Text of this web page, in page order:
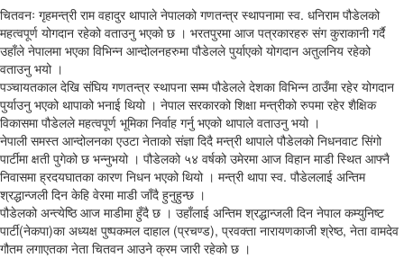
चितवनः गृहमन्त्री राम वहादुर थापाले नेपालको गणतन्त्र स्थापनामा स्व. धनिराम पौडेलको
महत्वपूर्ण योगदान रहेको वताउनु भएको छ । भरतपुरमा आज पत्रकारहरु संग कुराकानी गर्दै
उहाँले नेपालमा भएका विभिन्न आन्दोलनहरुमा पौडेलले पुर्याएको योगदान अतुलनिय रहेको
वताउनु भयो ।
पञ्चायतकाल देखि संघिय गणतन्त्र स्थापना सम्म पौडेलले देशका विभिन्न ठाउँमा रहेर योगदान
पुर्याउनु भएको थापाको भनाई थियो । नेपाल सरकारको शिक्षा मन्त्रीको रुपमा रहेर शैक्षिक
विकासमा पौडेलले महत्वपूर्ण भूमिका निर्वाह गर्नु भएको थापाले वताउनु भयो ।
नेपाली समस्त आन्दोलनका एउटा नेताको संज्ञा दिदै मन्त्री थापाले पौडेलको निधनवाट सिंगो
पार्टीमा क्षती पुगेको छ भन्नुभयो । पौडेलको ५४ वर्षको उमेरमा आज विहान माडी स्थित आफ्नै
निवासमा ह्रदयघातका कारण निधन भएको थियो । मन्त्री थापा स्व. पौडेललाई अन्तिम
श्रद्धान्जली दिन केहि वेरमा माडी जाँदै हुनुहुन्छ ।
पौडेलको अन्त्येष्ठि आज माडीमा हुँदै छ । उहाँलाई अन्तिम श्रद्धान्जली दिन नेपाल कम्युनिष्ट
पार्टी(नेकपा)का अध्यक्ष पुष्पकमल दाहाल (प्रचण्ड), प्रवक्ता नारायणकाजी श्रेष्ठ, नेता वामदेव
गौतम लगाएतका नेता चितवन आउने क्रम जारी रहेको छ ।